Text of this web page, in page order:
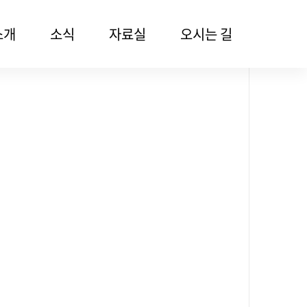
소식 자료실 오시는 길